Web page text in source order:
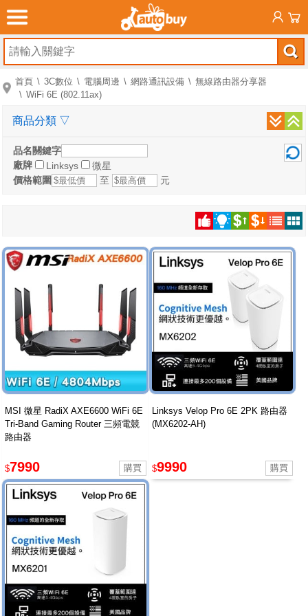
首頁 3C數位 電腦周邊 網路通訊設備
無線路由器分享器
WiFi 6E (802.11ax)
品名關鍵字
廠牌
Linksys
微星
價格範圍
至 元
MSI 微星 RadiX AXE6600 WiFi 6E
Tri-Band Gaming Router 三頻電競
路由器
$7990
Linksys Velop Pro 6E 2PK 路由器
(MX6202-AH)
$9990
商品分類 ▽